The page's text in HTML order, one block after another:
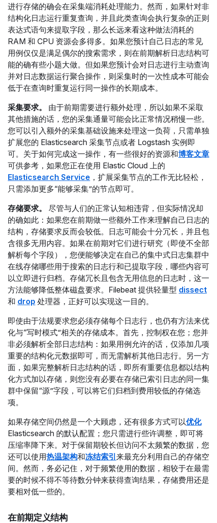
进行存储的确会在采集端消耗处理能力。然而，如果针对非
结构化日志运行重复查询，并且此类查询会执行复杂的正则
表达式语句来提取字段，那么长远来看这种做法消耗的
RAM 和 CPU 资源会多得多。如果您预计自己日志的常见
用例仅仅是满足偶尔的搜索需求，则在前期解析日志结构可
能的确有些小题大做。但如果您预计会对日志进行主动查询
并对日志数据运行聚合操作，则采集时的一次性成本可能会
低于在查询时重复运行同一操作的长期成本。
采集要求。
由于前期需要进行额外处理，所以如果不采取
其他措施的话，您的采集通量可能会比正常情况稍慢一些。
您可以引入额外的采集基础设施来处理这一负荷，只需单独
扩展您的 Elasticsearch 采集节点或者 Logstash 实例即
可。关于如何完成这一操作，有一些很好的资源和博客文章
可供参考，如果您正在使用 Elastic Cloud 上的
Elasticsearch Service ，扩展采集节点的工作无比轻松，
只需添加更多“能够采集”的节点即可。
存储要求。
尽管与人们的正常认知相违背，但实际情况却
的确如此：如果您在前期做一些额外工作来理解自己日志的
结构，存储要求反而会较低。日志可能会十分冗长，并且包
含很多无用内容。如果在前期对它们进行研究（即使不全部
解析每个字段），您便能够决定在自己的集中式日志集群中
在线存储哪些用于搜索的日志行和已提取字段，哪些内容可
以立即进行归档。存储冗长且包含无用信息的日志时，这一
方法能够降低整体磁盘要求。Filebeat 提供轻量型 dissect
和 drop 处理器，正好可以实现这一目的。
即使由于法规要求您必须存储每个日志行，也仍有方法来优
化与“写时模式”相关的存储成本。首先，控制权在您；您并
非必须解析全部日志结构：如果用例允许的话，仅添加几项
重要的结构化元数据即可，而无需解析其他日志行。另一方
面，如果完整解析日志结构的话，即所有重要信息都以结构
化方式加以存储，则您没有必要在存储已索引日志的同一集
群中保留“源”字段，可以将它们归档到费用较低的存储选
项。
如果存储空间仍然是一个大顾虑，还有很多方式可以优化
Elasticsearch 的默认配置；您只需进行些许调整，即可将
压缩率降下来。对于保留期较长但访问不太频繁的数据，您
还可以使用热温架构和冻结索引来最充分利用自己的存储空
间。然而，务必记住，对于频繁使用的数据，相较于在最需
要的时候不得不等待数分钟来获得查询结果，存储费用还是
要相对低一些的。
在前期定义结构